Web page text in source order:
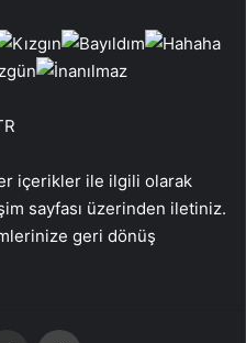
içerikler ile ilgili olarak
sayfası üzerinden iletiniz.
geri dönüş
Email'den paylaş